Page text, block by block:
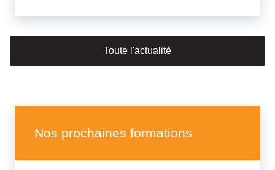
Toute l'actualité
Nos prochaines formations